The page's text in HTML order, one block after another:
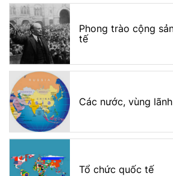
Phong trào cộng
tế
Các nước, vùng
Tổ chức quốc tế